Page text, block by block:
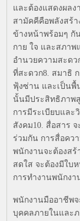
และต้องแสดงผลง
สามัคคีคือพลังสร้
ข้างหน้าพร้อมๆ กั
กาย ใจ และสภาพ
อำนวยความสะด
ที่สะดวก8. สมาธิ
ฟุ้งซ่าน และเป็นพื้
นั้นมีประสิทธิภาพ
การมีระเบียบและ
สังคม10. สื่อสาร
ร่วมกัน การสื่อคว
พนักงานจะต้องสร้
สดใส จะต้องมีใบ
การทำงานพนักงา
พนักงานมืออาชีพจ
บุคคลภายในและภ